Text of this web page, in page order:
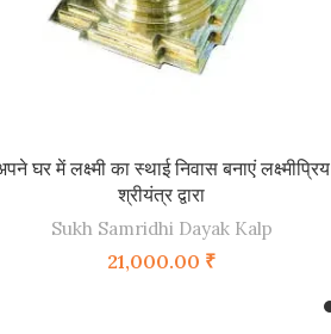
ADD TO CART
घर में लक्ष्मी का स्थाई निवास बनाएं लक्ष्मीप्रिय
श्रीयंत्र द्वारा
Sukh Samridhi Dayak Kalp
21,000.00 ₹